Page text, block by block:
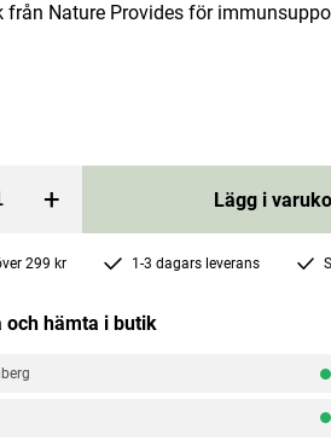
Kiki Health
Current price :191 kr
255 kr
från Nature Provides för
+ Lägg i
299 kr 1-3 dagars leverans
och hämta i butik